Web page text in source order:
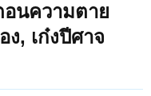
นความตาย
, เก๋งปีศาจ